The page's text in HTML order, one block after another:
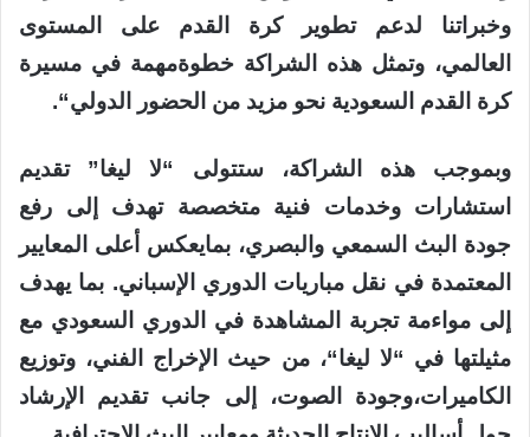
وخبراتنا لدعمتطوير كرة القدم على
المستوى
العالمي، وتمثل هذه الشراكة خطوةمهمة في مسيرة
كرة القدم السعودية نحو مزيد من الحضور الدولي“.
وبموجب هذه الشراكة، ستتولى “لا ليغا”تقديم
استشارات وخدمات فنية متخصصة تهدف إلى رفع
جودة
البث السمعي والبصري، بمايعكس أعلى
المعايير
المعتمدة في نقل مباريات الدوري الإسباني. بما يهدف
إلى مواءمة تجربة المشاهدة في الدوري السعودي مع
مثيلتها في “لا ليغا“، من حيث الإخراج الفني، وتوزيع
الكاميرات،وجودة الصوت، إلى جانب تقديم
الإرشاد